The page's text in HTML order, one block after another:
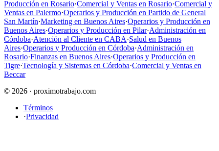
Producción en Rosario·Comercial y Ventas en Rosario·Comercial y
Ventas en Palermo·Operarios y Producción en Partido de General
San Martín·Marketing en Buenos Aires·Operarios y Producción en
Buenos Aires·Operarios y Producción en Pilar·Administración en
Córdoba·Atención al Cliente en CABA·Salud en Buenos
Aires·Operarios y Producción en Córdoba·Administración en
Rosario·Finanzas en Buenos Aires·Operarios y Producción en
Tigre·Tecnología y Sistemas en Córdoba·Comercial y Ventas en
Beccar
© 2026 · proximotrabajo.com
Términos
·Privacidad